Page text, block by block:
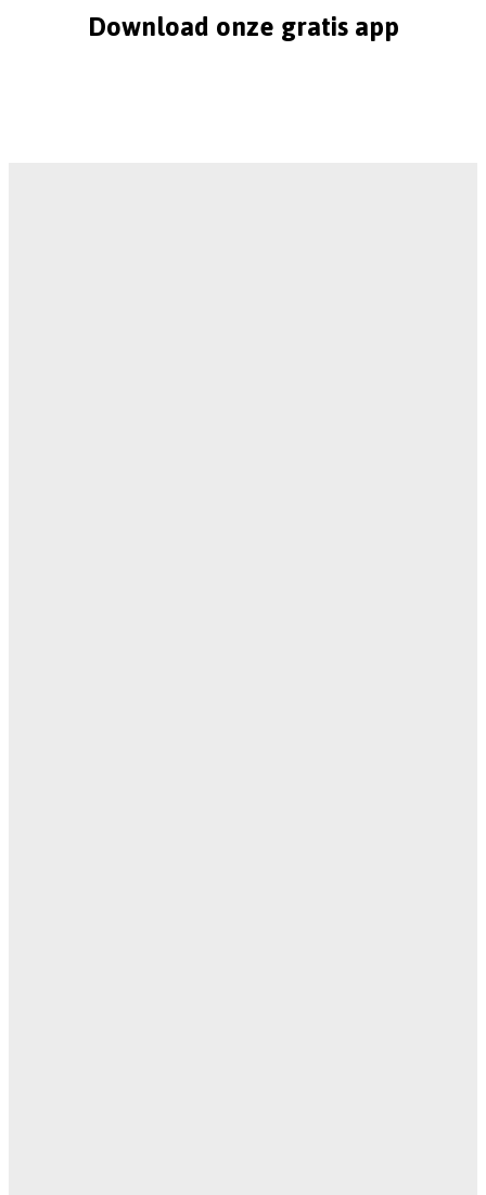
Download onze gratis app